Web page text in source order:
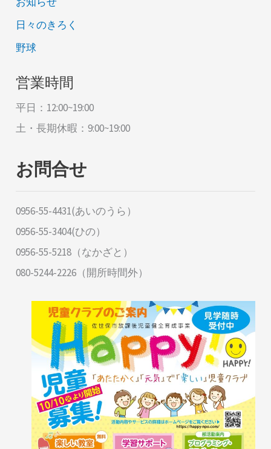
日々のきろく
野球
営業時間
平日：12:00~19:00
土・長期休暇：9:00~19:00
お問合せ
0956-55-4431(あいのうら）
0956-55-3404(ひの）
0956-55-5218（なかざと）
080-5244-2226（開所時間外）